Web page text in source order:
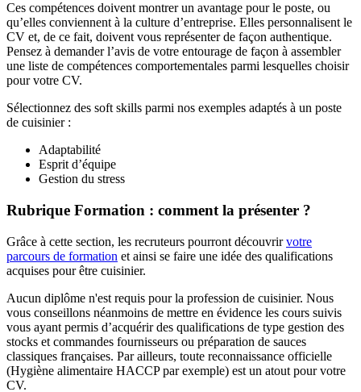
Ces compétences doivent montrer un avantage pour le poste, ou
qu’elles conviennent à la culture d’entreprise. Elles personnalisent le
CV et, de ce fait, doivent vous représenter de façon authentique.
Pensez à demander l’avis de votre entourage de façon à assembler
une liste de compétences comportementales parmi lesquelles choisir
pour votre CV.
Sélectionnez des soft skills parmi nos exemples adaptés à un poste
de cuisinier :
Adaptabilité
Esprit d’équipe
Gestion du stress
Rubrique Formation : comment la présenter ?
Grâce à cette section, les recruteurs pourront découvrirvotre
parcours de formation et ainsi se faire une idée des qualifications
acquises pour être cuisinier.
Aucun diplôme n'est requis pour la profession de cuisinier. Nous
vous conseillons néanmoins de mettre en évidence les cours suivis
vous ayant permis d’acquérir des qualifications de type gestion des
stocks et commandes fournisseurs ou préparation de sauces
classiques françaises. Par ailleurs, toute reconnaissance officielle
(Hygiène alimentaire HACCP par exemple) est un atout pour votre
CV.